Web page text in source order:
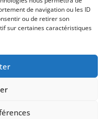
de navigation ou les ID
ou de retirer son
sur certaines caractéristiques
48 00